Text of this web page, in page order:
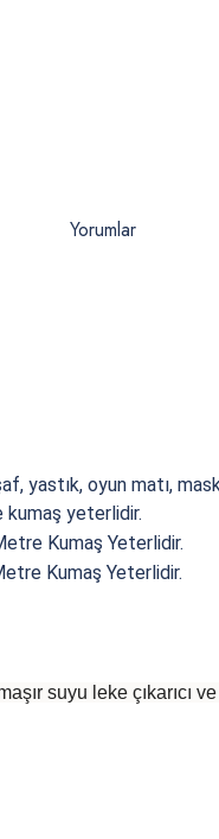
Yorumlar
yastık, oyun matı,
kumaş yeterlidir.
Kumaş Yeterlidir.
Kumaş Yeterlidir.
suyu leke çıkarıcı